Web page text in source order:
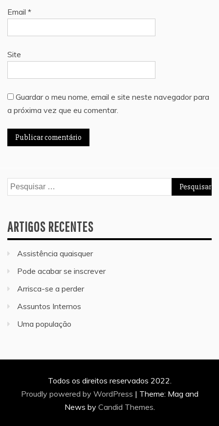
Email *
Site
Guardar o meu nome, email e site neste navegador para
a próxima vez que eu comentar.
Pesquisar
por:
ARTIGOS RECENTES
Assistência quaisquer
Pode acabar se inscrever
Arrisca-se a perder
Assuntos Internos
Uma população
Todos os direitos reservados 2022.
Proudly powered by WordPress | Theme: Mag and
News by Candid Themes